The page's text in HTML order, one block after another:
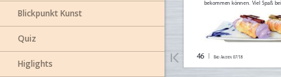
Blickpunkt Kunst
Quiz
Higlights